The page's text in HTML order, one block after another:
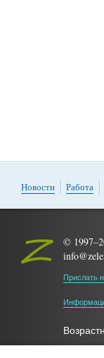
Новости Работа
©
Прислать